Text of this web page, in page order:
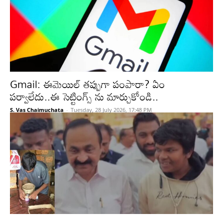
Gmail: ఈమెయిల్ తప్పుగా పంపారా? ఏం
పర్వాలేదు..ఈ సెట్టింగ్స్ ను మార్చుకోండి..
S. Vas Chaimuchata - Tuesday, 28 July 2026, 17:48 PM